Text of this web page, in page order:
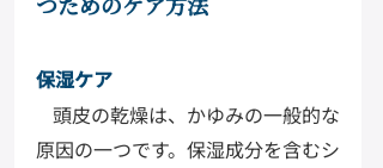
保湿ケア
頭皮の乾燥は、かゆみの一般的な
原因の一つです。保湿成分を含むシ